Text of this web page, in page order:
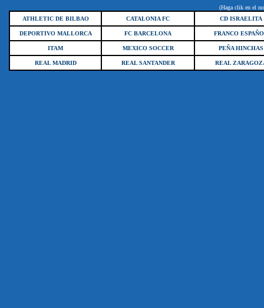
(Haga clik en el
ATHLETIC DE BILBAO
CATALONIA FC CD ISRAELITA
DEPORTIVO MALLORCA FC BARCELONA FRANCO
ITAM MEXICO SOCCER PEÑA HINCHAS
REAL MADRID REAL SANTANDER REAL